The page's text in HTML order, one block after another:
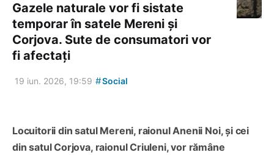
Gazele naturale vor fi sistate
temporar în satele Mereni și
Corjova. Sute de consumatori vor
fi afectați
19 iun. 2026, 19:59 #Social
Locuitorii din satul Mereni, raionul Anenii Noi, și cei
din satul Corjova, raionul Criuleni, vor rămâne